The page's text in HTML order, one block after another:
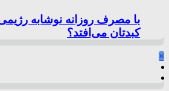
با مصرف روزانه نوشابه
کبدتان می‌افتد؟
×